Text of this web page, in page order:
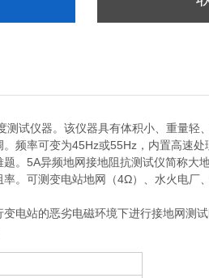
试仪器。该仪器具有体积小、重量轻
频率可变为45Hz或55Hz，内置高速处
。5A异频地网接地阻抗测试仪简称大
。可测变电站地网（4Ω）、水火电厂
电站的恶劣电磁环境下进行接地网测